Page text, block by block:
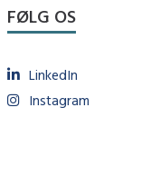
FØLG OS
LinkedIn
Instagram